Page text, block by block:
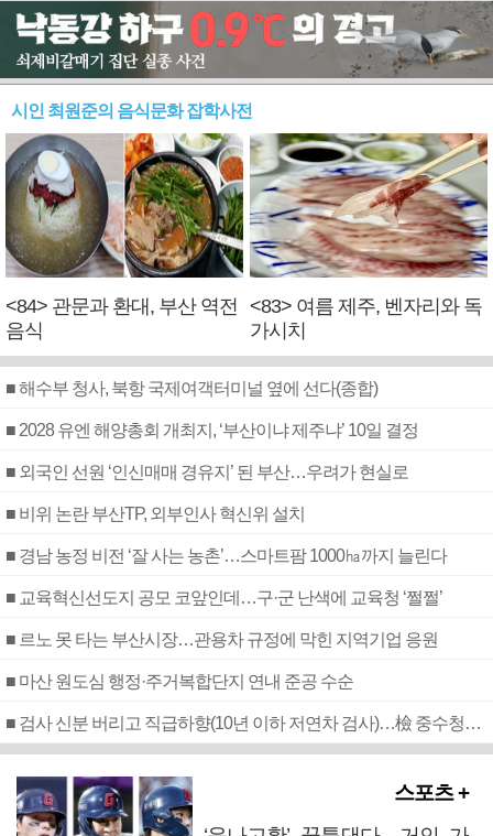
시인 최원준의 음식문화 잡학사전
<84> 관문과 환대, 부산 역전
음식
<83> 여름 제주, 벤자리와 독
가시치
■ 해수부 청사, 북항 국제여객터미널 옆에 선다(종합)
■ 2028 유엔 해양총회 개최지, ‘부산이냐 제주냐’ 10일 결정
■ 외국인 선원 ‘인신매매 경유지’ 된 부산…우려가 현실로
■ 비위 논란 부산TP, 외부인사 혁신위 설치
■ 경남 농정 비전 ‘잘 사는 농촌’…스마트팜 1000㏊까지 늘린다
■ 교육혁신선도지 공모 코앞인데…구·군 난색에 교육청 ‘쩔쩔’
■ 르노 못 타는 부산시장…관용차 규정에 막힌 지역기업 응원
■ 마산 원도심 행정·주거복합단지 연내 준공 수순
■ 검사 신분 버리고 직급하향(10년 이하 저연차 검사)…檢 중수청행 기피
스포츠 +